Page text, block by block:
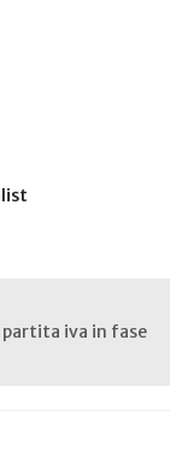
partita iva in fase